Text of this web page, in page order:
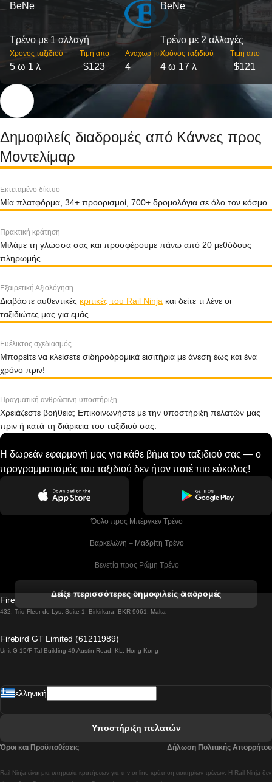
BeNe
Τρένο με 1 αλλαγή
Χρόνος ταξιδιού
5 ω 1 λ
Τιμη απο
$123
Αναχωρήσεις
4
BeNe
Τρένο με 2 αλλαγές
Χρόνος ταξιδιού
4 ω 17 λ
Τιμη απο
$121
Δημοφιλείς διαδρομές από Κάννες προς
Μοντελίμαρ
Εκτεταμένο δίκτυο
Μία πλατφόρμα, 34+ προορισμοί, 700+ δρομολόγια σε όλο τον κόσμο.
Πρακτική κράτηση
Μιλάμε τη γλώσσα σας και προσφέρουμε πάνω από 20 μεθόδους
πληρωμής.
Εξαιρετική Αξιολόγηση
Διαβάστε αυθεντικές κριτικές του Rail Ninja και δείτε τι λένε οι
ταξιδιώτες μας για εμάς.
Ευέλικτος σχεδιασμός
Μπορείτε να κλείσετε σιδηροδρομικά εισιτήρια με άνεση έως και ένα
χρόνο πριν!
Πραγματική ανθρώπινη υποστήριξη
Χρειάζεστε βοήθεια; Επικοινωνήστε με την υποστήριξη πελατών μας
πριν ή κατά τη διάρκεια του ταξιδιού σας.
Η δωρεάν εφαρμογή μας για κάθε βήμα του ταξιδιού σας — ο
προγραμματισμός του ταξιδιού δεν ήταν ποτέ πιο εύκολος!
Όσλο προς Μπέργκεν Tρένο
Βαρκελώνη – Μαδρίτη Tρένο
Βενετία προς Ρώμη Τρένο
Βιέννη προς Σάλτσμπουργκ Τρένα
Βουδαπέστη προς Πράγα Tρένο
Δείξε περισσότερες δημοφιλείς διαδρομές
Firebird GT Limited (OC 1451)
432, Triq Fleur de Lys, Suite 1, Birkirkara, BKR 9061, Malta
Firebird GT Limited (61211989)
Unit G 15/F Tal Building 49 Austin Road, KL, Hong Kong
Rail Ninja είναι μια υπηρεσία κρατήσεων για την online κράτηση εισιτηρίων τρένων. Η Rail Ninja δεν
ελληνική
Υποστήριξη πελατών
Όροι και Προϋποθέσεις Δήλωση Πολιτικής Απορρήτου